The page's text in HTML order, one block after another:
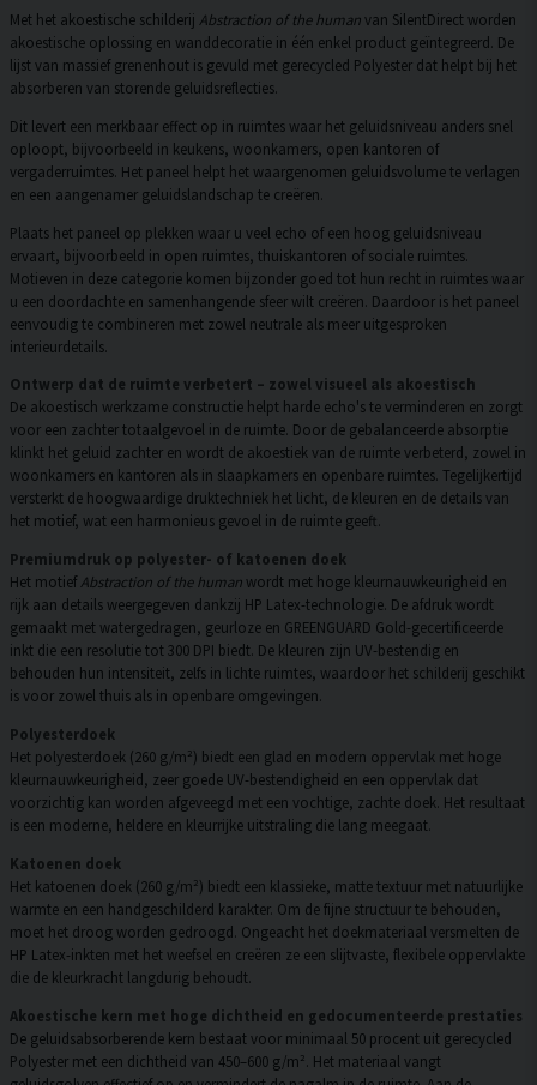
Met het akoestische schilderij Abstraction of the humanvan SilentDirect worden
akoestische oplossing en wanddecoratie in één enkel product geïntegreerd. De
lijst van massief grenenhout is gevuld met gerecycled Polyester dat helpt bij het
absorberen van storende geluidsreflecties.
Dit levert een merkbaar effect op in ruimtes waar het geluidsniveau anders snel
oploopt, bijvoorbeeld in keukens, woonkamers, open kantoren of
vergaderruimtes. Het paneel helpt het waargenomen geluidsvolume te verlagen
en een aangenamer geluidslandschap te creëren.
Plaats het paneel op plekken waar u veel echo of een hoog geluidsniveau
ervaart, bijvoorbeeld in open ruimtes, thuiskantoren of sociale ruimtes.
Motieven in deze categorie komen bijzonder goed tot hun recht in ruimtes waar
u een doordachte en samenhangende sfeer wilt creëren. Daardoor is het paneel
eenvoudig te combineren met zowel neutrale als meer uitgesproken
interieurdetails.
Ontwerp dat de ruimte verbetert – zowel visueel als akoestisch
De akoestisch werkzame constructie helpt harde echo's te verminderen en zorgt
voor een zachter totaalgevoel in de ruimte. Door de gebalanceerde absorptie
klinkt het geluid zachter en wordt de akoestiek van de ruimte verbeterd, zowel in
woonkamers en kantoren als in slaapkamers en openbare ruimtes. Tegelijkertijd
versterkt de hoogwaardige druktechniek het licht, de kleuren en de details van
het motief, wat een harmonieus gevoel in de ruimte geeft.
Premiumdruk op polyester- of katoenen doek
Het motiefAbstraction of the human wordt met hoge kleurnauwkeurigheid en
rijk aan details weergegeven dankzij HP Latex-technologie. De afdruk wordt
gemaakt met watergedragen, geurloze en GREENGUARD Gold-gecertificeerde
inkt die een resolutie tot 300 DPI biedt. De kleuren zijn UV-bestendig en
behouden hun intensiteit, zelfs in lichte ruimtes, waardoor het schilderij geschikt
is voor zowel thuis als in openbare omgevingen.
Polyesterdoek
Het polyesterdoek (260 g/m²) biedt een glad en modern oppervlak met hoge
kleurnauwkeurigheid, zeer goede UV-bestendigheid en een oppervlak dat
voorzichtig kan worden afgeveegd met een vochtige, zachte doek. Het resultaat
is een moderne, heldere en kleurrijke uitstraling die lang meegaat.
Katoenen doek
Het katoenen doek (260 g/m²) biedt een klassieke, matte textuur met natuurlijke
warmte en een handgeschilderd karakter. Om de fijne structuur te behouden,
moet het droog worden gedroogd. Ongeacht het doekmateriaal versmelten de
HP Latex-inkten met het weefsel en creëren ze een slijtvaste, flexibele oppervlakte
die de kleurkracht langdurig behoudt.
Akoestische kern met hoge dichtheid en gedocumenteerde prestaties
De geluidsabsorberende kern bestaat voor minimaal 50 procent uit gerecycled
Polyester met een dichtheid van 450–600 g/m². Het materiaal vangt